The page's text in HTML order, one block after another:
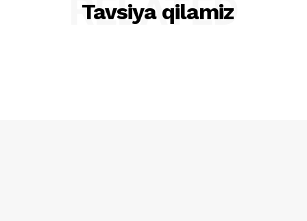
Tavsiya qilamiz
RELATED